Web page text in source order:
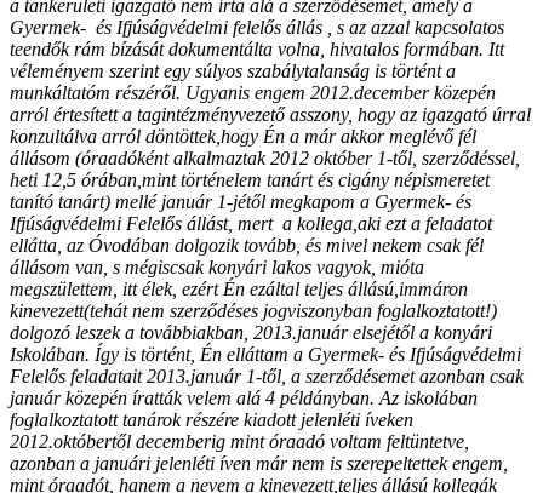
a tankerületi igazgató nem írta alá a szerződésemet, amely a
Gyermek- és Ifjúságvédelmi felelős állás , s az azzal kapcsolatos
teendők rám bízását dokumentálta volna, hivatalos formában. Itt
véleményem szerint egy súlyos szabálytalanság is történt a
munkáltatóm részéről. Ugyanis engem 2012.december közepén
arról értesített a tagintézményvezető asszony, hogy az igazgató úrral
konzultálva arról döntöttek,hogy Én a már akkor meglévő fél
állásom (óraadóként alkalmaztak 2012 október 1-től, szerződéssel,
heti 12,5 órában,mint történelem tanárt és cigány népismeretet
tanító tanárt) mellé január 1-jétől megkapom a Gyermek- és
Ifjúságvédelmi Felelős állást, mert a kollega,aki ezt a feladatot
ellátta, az Óvodában dolgozik tovább, és mivel nekem csak fél
állásom van, s mégiscsak konyári lakos vagyok, mióta
megszülettem, itt élek, ezért Én ezáltal teljes állású,immáron
kinevezett(tehát nem szerződéses jogviszonyban foglalkoztatott!)
dolgozó leszek a továbbiakban, 2013.január elsejétől a konyári
Iskolában. Így is történt, Én elláttam a Gyermek- és Ifjúságvédelmi
Felelős feladatait 2013.január 1-től, a szerződésemet azonban csak
január közepén íratták velem alá 4 példányban. Az iskolában
foglalkoztatott tanárok részére kiadott jelenléti íveken
2012.októbertől decemberig mint óraadó voltam feltüntetve,
azonban a januári jelenléti íven már nem is szerepeltettek engem,
mint óraadót, hanem a nevem a kinevezett,teljes állású kollegák